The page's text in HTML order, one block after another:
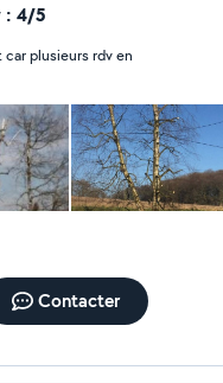
merci
: 4/5
plusieurs rdv en
Contacter